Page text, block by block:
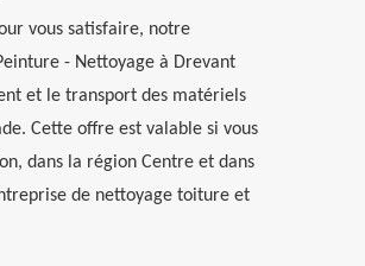
vous satisfaire, notre
- Nettoyage à Drevant
et le transport des matériels
Cette offre est valable si vous
dans la région Centre et dans
de nettoyage toiture et